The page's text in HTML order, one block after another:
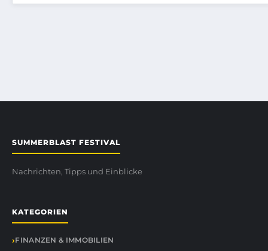
SUMMERBLAST FESTIVAL
Nachrichten, Tipps und Einblicke
KATEGORIEN
FINANZEN & IMMOBILIEN